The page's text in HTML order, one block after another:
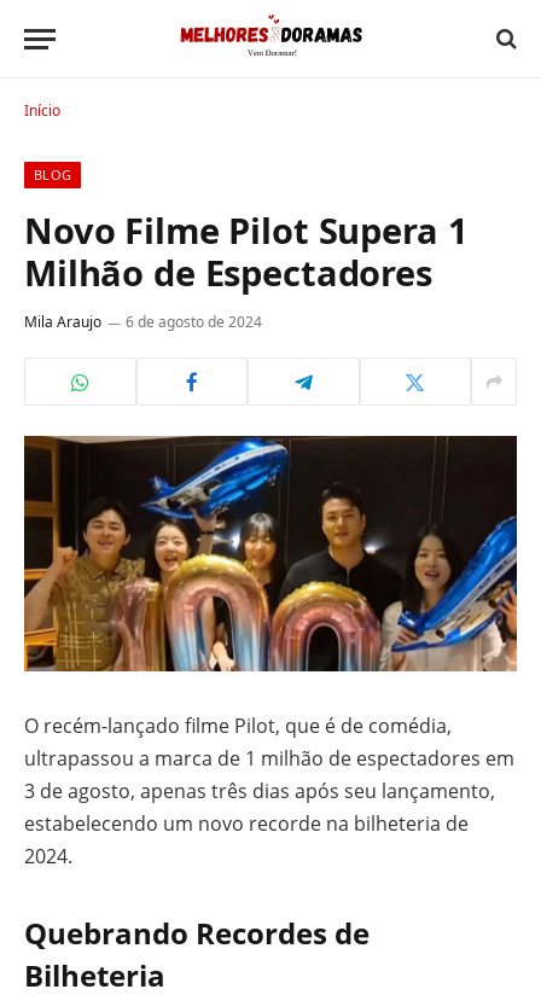
Início
BLOG
Novo Filme Pilot Supera 1
Milhão de Espectadores
Mila Araujo 6 de agosto de 2024
O recém-lançado filme Pilot, que é de comédia,
ultrapassou a marca de 1 milhão de espectadores em
3 de agosto, apenas três dias após seu lançamento,
estabelecendo um novo recorde na bilheteria de
2024.
Quebrando Recordes de
Bilheteria